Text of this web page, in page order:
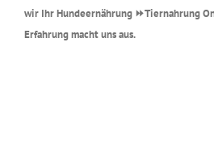
wir Ihr Hundeernährung ⏩Tiernahrung
Erfahrung macht uns aus.